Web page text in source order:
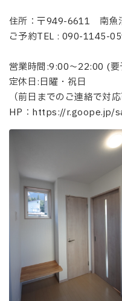
住所：〒949-6611 南魚
ご予約TEL : 090-1145-
営業時間:9:00〜22:00 (要
定休日:日曜・祝日
（前日までのご連絡で対
HP：https://r.goope.jp/